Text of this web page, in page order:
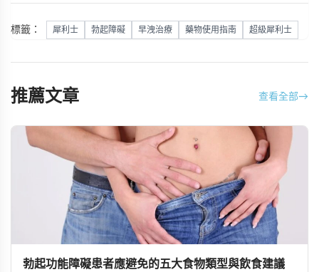
標籤： 犀利士 勃起障礙 早洩治療 藥物使用指南 超級犀利士
推薦文章 查看全部→
勃起功能障礙患者應避免的五大食物類型與飲食建議